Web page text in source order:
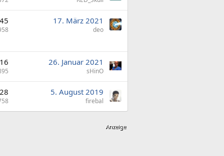
45 17. März 2021
deo
16 26. Januar 2021
sHinO
28 5. August 2019
firebal